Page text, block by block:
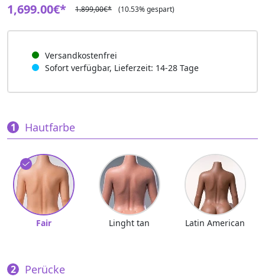
1,699.00€* 1.899,00€* (10.53% gespart)
Versandkostenfrei
Sofort verfügbar, Lieferzeit: 14-28 Tage
Hautfarbe
Fair Linght tan Latin American
Perücke